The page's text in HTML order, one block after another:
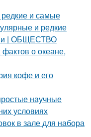
и самые
и редкие
| ОБЩЕСТВО
о океане,
кофе и его
научные
условиях
в зале для набора